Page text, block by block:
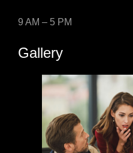
9 AM – 5 PM
Gallery